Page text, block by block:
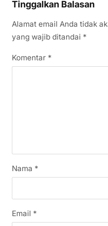
Tinggalkan Balasan
Alamat email Anda tidak
yang wajib ditandai *
Komentar *
Nama *
Email *